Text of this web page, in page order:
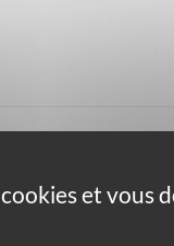
pour
et vous